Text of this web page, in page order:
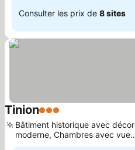
Consulter les prix de 8 sites
Tinion3 Étoiles
Bâtiment historique avec décor
moderne, Chambres avec vue
imprenable sur la mer